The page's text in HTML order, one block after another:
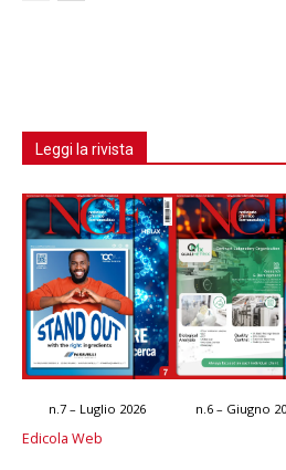
Leggi la rivista
n.7 – Luglio 2026 n.6 – Giugno
Edicola Web